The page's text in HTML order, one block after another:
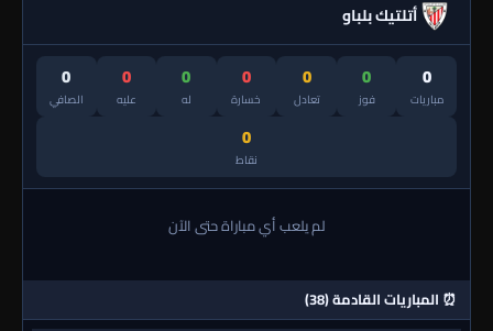
أتلتيك بلباو
0
مباريات
0
فوز
0
تعادل
0
خسارة
0
له
0
عليه
0
الصافي
0
نقاط
لم يلعب أي مباراة حتى الآن
⏰ المباريات القادمة (38)